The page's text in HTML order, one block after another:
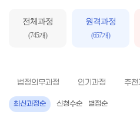
전체과정
(745개)
원격과정
(657개)
법정의무과정 인기과정 추천
최신과정순 신청수순 별점순